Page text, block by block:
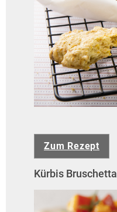
Zum Rezept
Kürbis Bruschetta